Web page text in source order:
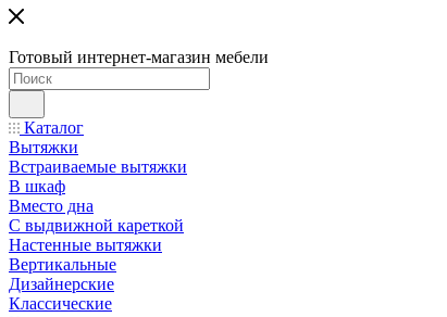
Готовый интернет-магазин мебели
Каталог
Вытяжки
Встраиваемые вытяжки
В шкаф
Вместо дна
С выдвижной кареткой
Настенные вытяжки
Вертикальные
Дизайнерские
Классические